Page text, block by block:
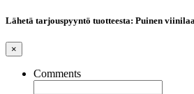
Lähetä tarjouspyyntö tuotteesta: Puinen
×
Comments